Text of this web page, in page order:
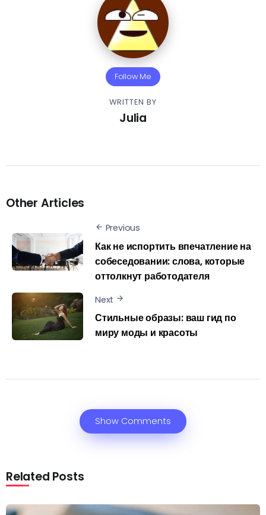
Follow Me
WRITTEN BY
Julia
Other Articles
Previous
Как не испортить впечатление на
собеседовании: слова, которые
оттолкнут работодателя
Next
Стильные образы: ваш гид по
миру моды и красоты
Show Comments
Related Posts